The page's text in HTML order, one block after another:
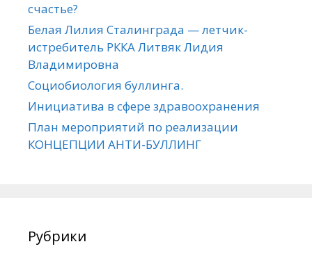
счастье?
Белая Лилия Сталинграда — летчик-
истребитель РККА Литвяк Лидия
Владимировна
Социобиология буллинга.
Инициатива в сфере здравоохранения
План мероприятий по реализации
КОНЦЕПЦИИ АНТИ-БУЛЛИНГ
Рубрики